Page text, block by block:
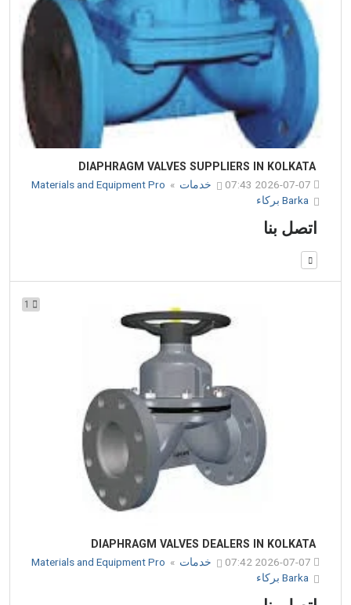
DIAPHRAGM VALVES SUPPLIERS IN KOLKATA
خدمات »
Materials and Equipment Pro
Barka بركاء
اتصل بنا
DIAPHRAGM VALVES DEALERS IN KOLKATA
خدمات »
Materials and Equipment Pro
Barka بركاء